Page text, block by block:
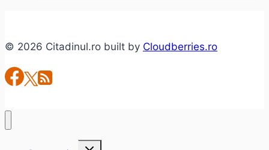
© 2026 Citadinul.ro built by Cloudberries.ro
Toggle